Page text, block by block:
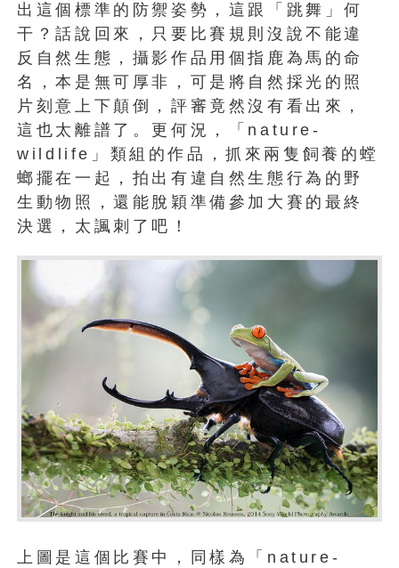
出這個標準的防禦姿勢，這跟「跳舞」何
干？話說回來，只要比賽規則沒說不能違
反自然生態，攝影作品用個指鹿為馬的命
名，本是無可厚非，可是將自然採光的照
片刻意上下顛倒，評審竟然沒有看出來，
這也太離譜了。更何況，「nature-
wildlife」類組的作品，抓來兩隻飼養的螳
螂擺在一起，拍出有違自然生態行為的野
生動物照，還能脫穎準備參加大賽的最終
決選，太諷刺了吧！
上圖是這個比賽中，同樣為「nature-